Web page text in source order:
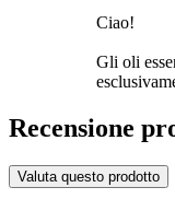
Ciao!
Gli oli
Recensione
Valuta questo prodotto